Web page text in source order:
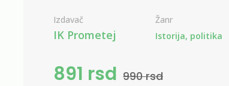
Izdavač
IK Prometej
Žanr
Istorija, politika
891 rsd 990 rsd